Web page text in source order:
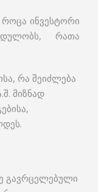
როცა ინვესტორი
რათა
რა შეიძლება
მიზნად
გავრცელებული